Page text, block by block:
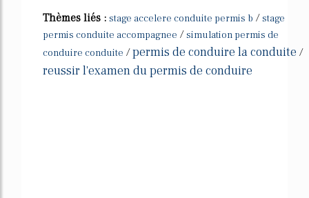
Thèmes liés : stage accelere conduite permis b /stage
permis conduite accompagnee /simulation permis de
conduire conduite /permis de conduire la conduite /
reussir l'examen du permis de conduire